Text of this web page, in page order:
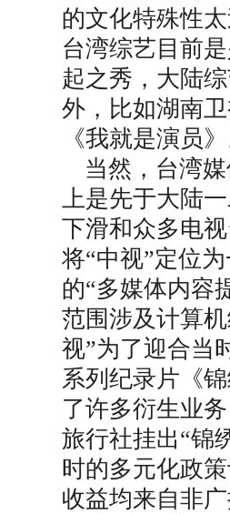
的文化特殊性
台湾综艺目前
起之秀，大陆
外，比如湖南
《我就是演员
当然，台湾
上是先于大陆
下滑和众多电
将“中视”定位
的“多媒体内容
范围涉及计算
视”为了迎合当
系列纪录片《
了许多衍生业
旅行社挂出“锦
时的多元化政
收益均来自非